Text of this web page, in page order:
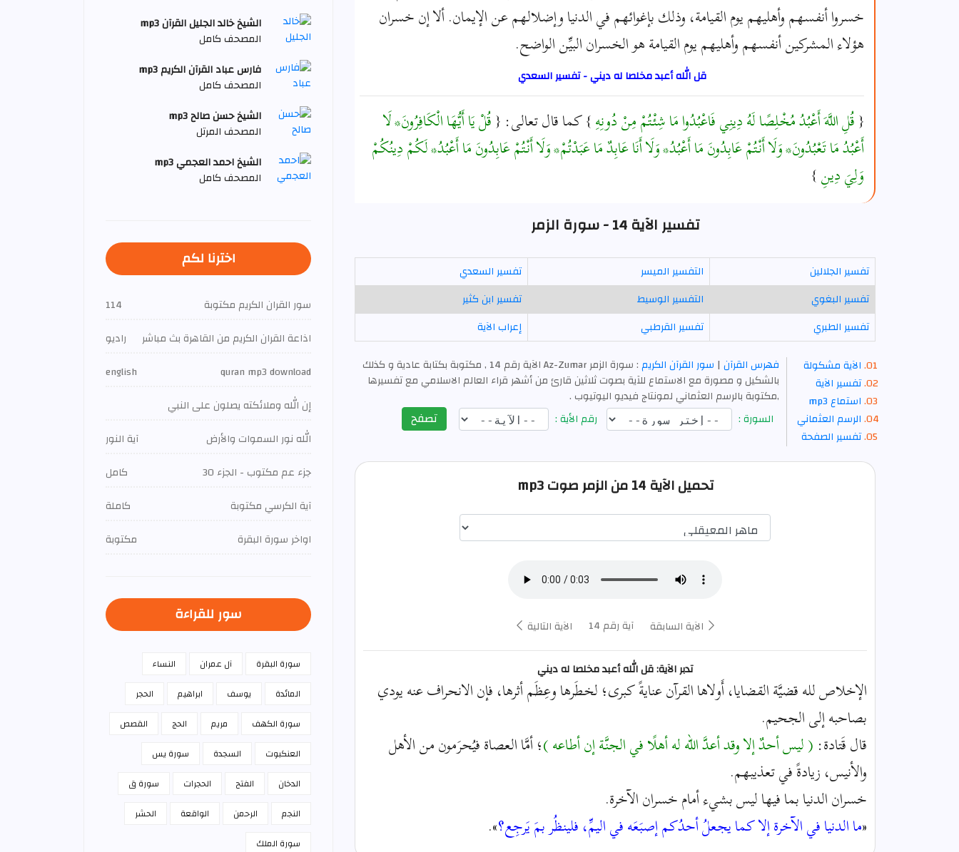
خسروا أنفسهم وأهليهم يوم القيامة، وذلك بإغوائهم في الدنيا وإضلالهم عن الإيمان. ألا إن خسران
هؤلاء المشركين أنفسهم وأهليهم يوم القيامة هو الخسران البيِّن الواضح.
قل الله أعبد مخلصا له ديني - تفسير السعدي
{قُلِ اللَّهَ أَعْبُدُ مُخْلِصًا لَهُ دِينِي فَاعْبُدُوا مَا شِئْتُمْ مِنْ دُونِهِ} كما قال تعالى: {قُلْ يَا أَيُّهَا الْكَافِرُونَ* لَا
أَعْبُدُ مَا تَعْبُدُونَ* وَلَا أَنْتُمْ عَابِدُونَ مَا أَعْبُدُ* وَلَا أَنَا عَابِدٌ مَا عَبَدْتُمْ* وَلَا أَنْتُمْ عَابِدُونَ مَا أَعْبُدُ* لَكُمْ دِينُكُمْ
وَلِيَ دِينِ}
تفسير الآية 14 - سورة الزمر
تفسير الجلالين التفسير الميسر
تفسير السعدي
تفسير البغوي
التفسير الوسيط
تفسير ابن كثير
تفسير الطبري
تفسير القرطبي إعراب الآية
الآية مشكولة
تفسير الآية
استماع mp3
الرسم العثماني
تفسير الصفحة
فهرس القرآن | سور القرآن الكريم
: سورة الزمر Az-Zumar الآية رقم 14 , مكتوبة بكتابة عادية و كذلك
بالشكيل و مصورة مع الاستماع للآية بصوت ثلاثين قارئ من أشهر قراء العالم الاسلامي مع تفسيرها
,مكتوبة بالرسم العثماني لمونتاج فيديو اليوتيوب .
السورة :
رقم الأية : تصفح
تحميل الآية 14 من الزمر صوت mp3
اختيار قارئ الآية
الآية السابقة آية رقم 14 الآية التالية
تدبر الآية: قل الله أعبد مخلصا له ديني
الإخلاص لله قضيَّة القضايا، أَولاها القرآن عنايةً كبرى؛ لخطَرها وعِظَم أثرها، فإن الانحراف عنه يودي
بصاحبه إلى الجحيم.
قال قَتادة: ( ليس أحدٌ إلا وقد أعدَّ الله له أهلًا في الجنَّة إن أطاعه )؛ أمَّا العصاة فيُحرَمون من الأهل
والأنيس، زيادةً في تعذيبهم.
خسران الدنيا بما فيها ليس بشيء أمام خسران الآخرة.
«ما الدنيا في الآخرة إلا كما يجعلُ أحدُكم إصبَعَه في اليمِّ، فلينظُر بمَ يَرجِع؟».
الشيخ خالد الجليل القرآن mp3
المصحف كامل
فارس عباد القرآن الكريم mp3
المصحف كامل
الشيخ حسن صالح mp3
المصحف المرتل
الشيخ احمد العجمي mp3
المصحف كامل
اخترنا لكم
سور القران الكريم مكتوبة
114
اذاعة القران الكريم من القاهرة بث مباشر
راديو
quran mp3 download
english
إن الله وملائكته يصلون على النبي
الله نور السموات والأرض
آية النور
جزء عم مكتوب - الجزء 30
كامل
آية الكرسي مكتوبة
كاملة
اواخر سورة البقرة
مكتوبة
سور للقراءة
سورة البقرة آل عمران
النساء
المائدة
يوسف ابراهيم
الحجر
سورة الكهف
مريم الحج
القصص
العنكبوت
السجدة
سورة يس
الدخان
الفتح الحجرات
سورة ق
النجم
الرحمن الواقعة
الحشر
سورة الملك